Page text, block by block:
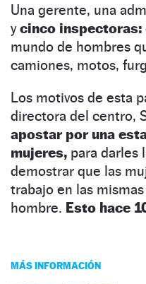
Una gerente, una
ycinco inspectoras:
mundo de hombres
camiones, motos,
Los motivos de esta
directora del centro,
apostar por una
mujeres, para darles
demostrar que las
trabajo en las
hombre. Esto hace
MÁS INFORMACIÓN